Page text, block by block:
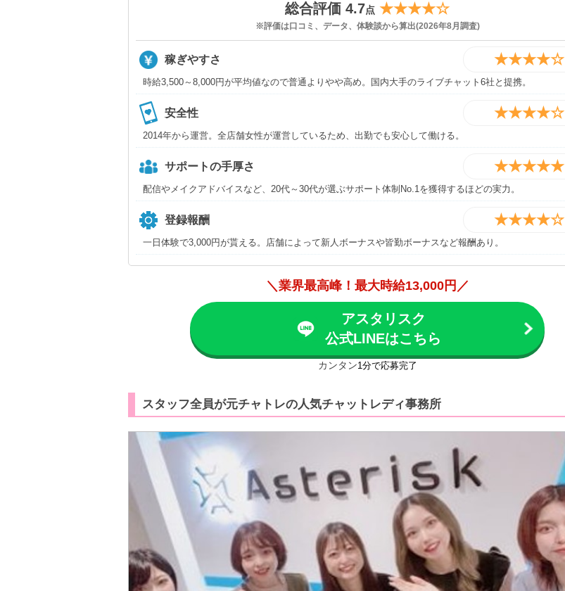
総合評価 4.7点 ★★★★☆
※評価は口コミ、データ、体験談から算出(2026年8月調査)
稼ぎやすさ ★★★★☆
時給3,500～8,000円が平均値なので普通よりやや高め。国内大手のライブチャット6社と提携。
安全性 ★★★★☆
2014年から運営。全店舗女性が運営しているため、出勤でも安心して働ける。
サポートの手厚さ ★★★★★
配信やメイクアドバイスなど、20代～30代が選ぶサポート体制No.1を獲得するほどの実力。
登録報酬 ★★★★☆
一日体験で3,000円が貰える。店舗によって新人ボーナスや皆勤ボーナスなど報酬あり。
＼業界最高峰！最大時給13,000円／
アスタリスク
公式LINEはこちら
カンタン1分で応募完了
スタッフ全員が元チャトレの人気チャットレディ事務所